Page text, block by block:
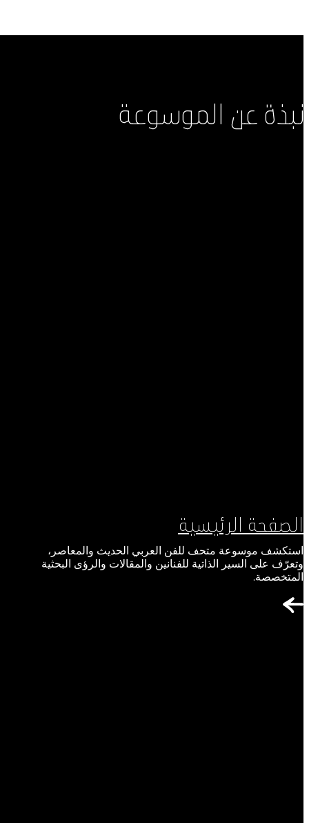
نبذة عن الموسوعة
الصفحة الرئيسية
استكشف موسوعة متحف للفن العربي الحديث والمعاصر،
وتعرّف على السير الذاتية للفنانين والمقالات والرؤى البحثية
المتخصصة.